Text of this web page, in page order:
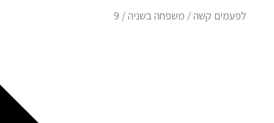
לפעמים קשה / משפחה בשניה / 9